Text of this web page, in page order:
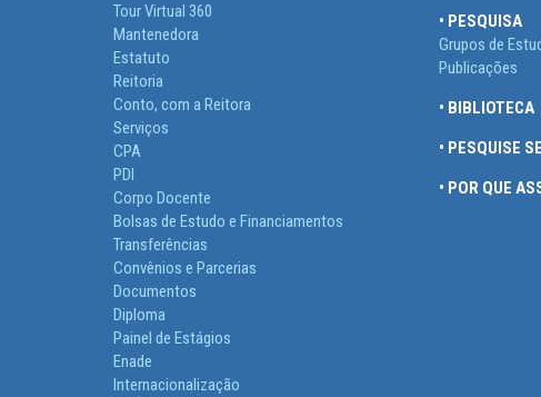
Tour Virtual 360
Mantenedora
Estatuto
Reitoria
Conto, com a Reitora
Serviços
CPA
PDI
Corpo Docente
Bolsas de Estudo e Financiamentos
Transferências
Convênios e Parcerias
Documentos
Diploma
Painel de Estágios
Enade
Internacionalização
• PESQUISA
Grupos de
Publicações
• BIBLIOTECA
• PESQUISE
• POR QUE